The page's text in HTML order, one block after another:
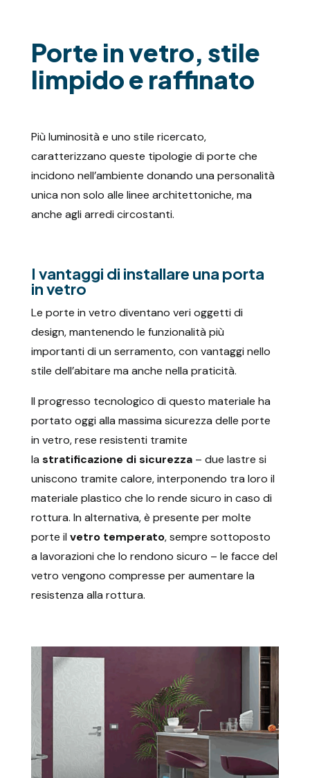
Porte in vetro, stile
limpido e raffinato
Più luminosità e uno stile ricercato,
caratterizzano queste tipologie di porte che
incidono nell’ambiente donando una personalità
unica non solo alle linee architettoniche, ma
anche agli arredi circostanti.
I vantaggi di installare una porta
in vetro
Le porte in vetro diventano veri oggetti di
design, mantenendo le funzionalità più
importanti di un serramento, con vantaggi nello
stile dell’abitare ma anche nella praticità.
Il progresso tecnologico di questo materiale ha
portato oggi alla massima sicurezza delle porte
in vetro, rese resistenti tramite
la stratificazione di sicurezza – due lastre si
uniscono tramite calore, interponendo tra loro il
materiale plastico che lo rende sicuro in caso di
rottura. In alternativa, è presente per molte
porte il vetro temperato, sempre sottoposto
a lavorazioni che lo rendono sicuro – le facce del
vetro vengono compresse per aumentare la
resistenza alla rottura.